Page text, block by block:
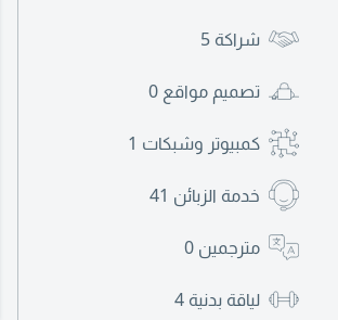
شراكة 5
تصميم مواقع 0
كمبيوتر وشبكات 1
خدمة الزبائن 41
مترجمين 0
لياقة بدنية 4